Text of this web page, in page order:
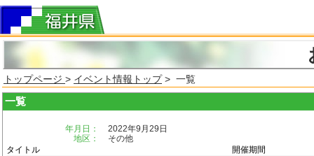
トップページ > イベント情報トップ> 一覧
一覧
年月日：
2022年9月29日
地区：
その他
タイトル
開催期間